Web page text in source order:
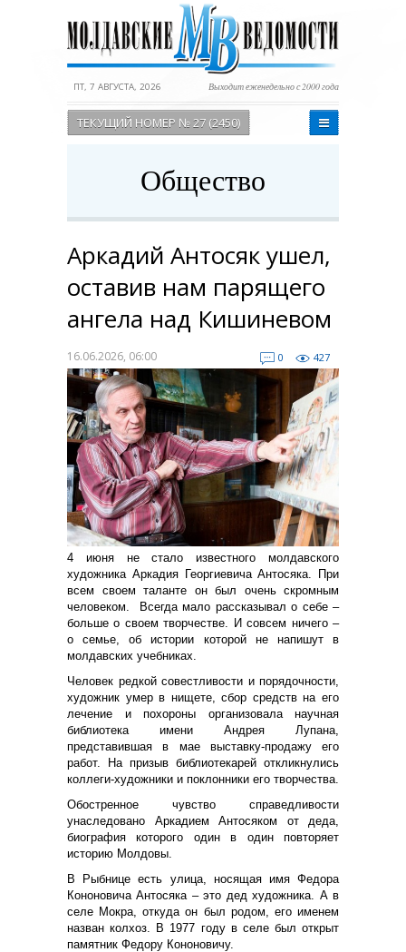
ПТ, 7 АВГУСТА, 2026 Выходит еженедельно с 2000 года
ТЕКУЩИЙ НОМЕР № 27 (2450)
Общество
Аркадий Антосяк ушел,
оставив нам парящего
ангела над Кишиневом
16.06.2026, 06:00 0 427
4 июня не стало известного молдавского
художника Аркадия Георгиевича Антосяка. При
всем своем таланте он был очень скромным
человеком. Всегда мало рассказывал о себе –
больше о своем творчестве. И совсем ничего –
о семье, об истории которой не напишут в
молдавских учебниках.
Человек редкой совестливости и порядочности,
художник умер в нищете, сбор средств на его
лечение и похороны организовала научная
библиотека имени Андрея Лупана,
представившая в мае выставку-продажу его
работ. На призыв библиотекарей откликнулись
коллеги-художники и поклонники его творчества.
Обостренное чувство справедливости
унаследовано Аркадием Антосяком от деда,
биография которого один в один повторяет
историю Молдовы.
В Рыбнице есть улица, носящая имя Федора
Кононовича Антосяка – это дед художника. А в
селе Мокра, откуда он был родом, его именем
назван колхоз. В 1977 году в селе был открыт
памятник Федору Кононовичу.